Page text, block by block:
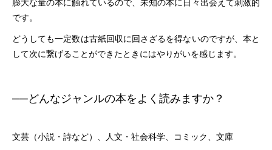
膨大な量の本に触れているので、未知の本に日々出会えて刺激的
です。
どうしても一定数は古紙回収に回さざるを得ないのですが、本と
して次に繋げることができたときにはやりがいを感じます。
──どんなジャンルの本をよく読みますか？
文芸（小説・詩など）、人文・社会科学、コミック、文庫